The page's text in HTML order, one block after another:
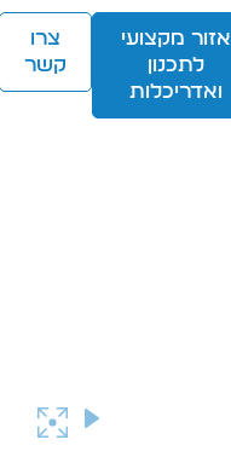
אזור מקצועי
לתכנון
ואדריכלות
צרו
קשר